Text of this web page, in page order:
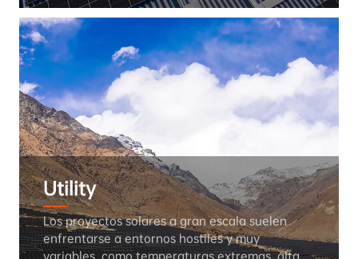
Utility
Los proyectos solares a gran escala suelen
enfrentarse a entornos hostiles y muy